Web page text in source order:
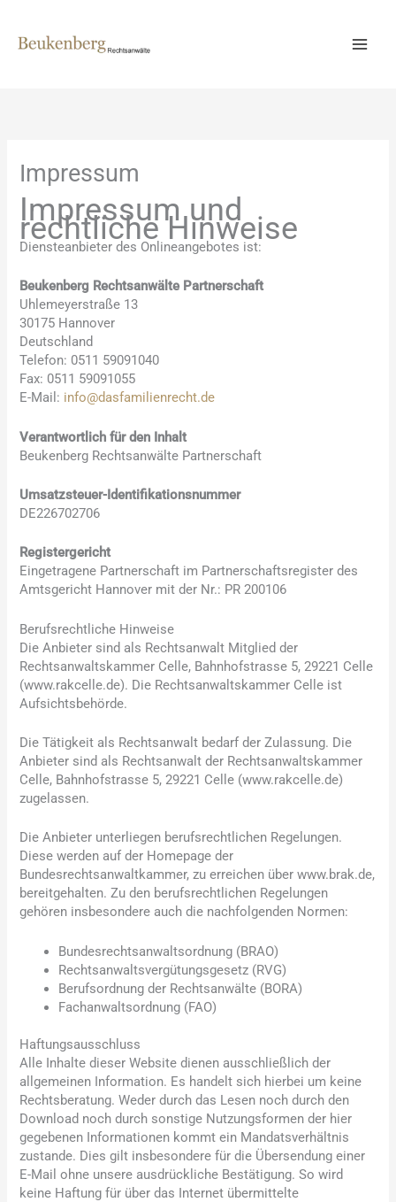
springen
Impressum
Impressum und
rechtliche Hinweise
Diensteanbieter des Onlineangebotes ist:
Beukenberg Rechtsanwälte Partnerschaft
Uhlemeyerstraße 13
30175 Hannover
Deutschland
Telefon: 0511 59091040
Fax: 0511 59091055
E-Mail: info@dasfamilienrecht.de
Verantwortlich für den Inhalt
Beukenberg Rechtsanwälte Partnerschaft
Umsatzsteuer-Identifikationsnummer
DE226702706
Registergericht
Eingetragene Partnerschaft im Partnerschaftsregister des
Amtsgericht Hannover mit der Nr.: PR 200106
Berufsrechtliche Hinweise
Die Anbieter sind als Rechtsanwalt Mitglied der
Rechtsanwaltskammer Celle, Bahnhofstrasse 5, 29221 Celle
(www.rakcelle.de). Die Rechtsanwaltskammer Celle ist
Aufsichtsbehörde.
Die Tätigkeit als Rechtsanwalt bedarf der Zulassung. Die
Anbieter sind als Rechtsanwalt der Rechtsanwaltskammer
Celle, Bahnhofstrasse 5, 29221 Celle (www.rakcelle.de)
zugelassen.
Die Anbieter unterliegen berufsrechtlichen Regelungen.
Diese werden auf der Homepage der
Bundesrechtsanwaltkammer, zu erreichen über www.brak.de,
bereitgehalten. Zu den berufsrechtlichen Regelungen
gehören insbesondere auch die nachfolgenden Normen:
Bundesrechtsanwaltsordnung (BRAO)
Rechtsanwaltsvergütungsgesetz (RVG)
Berufsordnung der Rechtsanwälte (BORA)
Fachanwaltsordnung (FAO)
Haftungsausschluss
Alle Inhalte dieser Website dienen ausschließlich der
allgemeinen Information. Es handelt sich hierbei um keine
Rechtsberatung. Weder durch das Lesen noch durch den
Download noch durch sonstige Nutzungsformen der hier
gegebenen Informationen kommt ein Mandatsverhältnis
zustande. Dies gilt insbesondere für die Übersendung einer
E-Mail ohne unsere ausdrückliche Bestätigung. So wird
keine Haftung für über das Internet übermittelte